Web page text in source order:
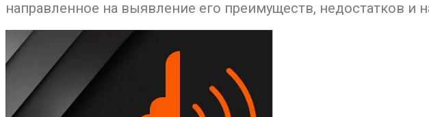
направленное на выявление его преимуществ, недостатков и